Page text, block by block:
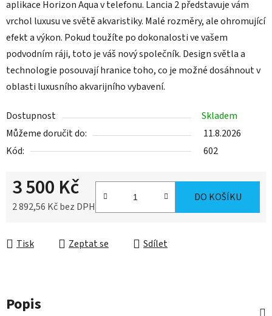
aplikace Horizon Aqua v telefonu. Lancia 2představuje vám
vrchol luxusu ve světě akvaristiky. Malé rozměry, ale ohromující
efekt a výkon. Pokud toužíte po dokonalosti ve vašem
podvodním ráji, toto je váš nový společník. Design světla a
technologie posouvají hranice toho, co je možné dosáhnout v
oblasti luxusního akvarijního vybavení.
Dostupnost
Skladem
Můžeme doručit do:
11.8.2026
Kód:
602
3 500 Kč
2 892,56 Kč bez DPH
DO KOŠÍKU
Tisk Zeptat se Sdílet
Popis